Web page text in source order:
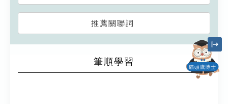
推薦關聯詞
筆順學習
貓頭鷹博士